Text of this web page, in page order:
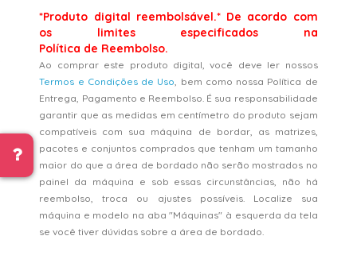
*Produto digital reembolsável.* De acordo com
os limites especificados na
Política de Reembolso.
Ao comprar este produto digital, você deve ler nossos
Termos e Condições de Uso, bem como nossa Política de
Entrega, Pagamento e Reembolso. É sua responsabilidade
garantir que as medidas em centímetro do produto sejam
compatíveis com sua máquina de bordar, as matrizes,
pacotes e conjuntos comprados que tenham um tamanho
maior do que a área de bordado não serão mostrados no
painel da máquina e sob essas circunstâncias, não há
reembolso, troca ou ajustes possíveis. Localize sua
máquina e modelo na aba "Máquinas" à esquerda da tela
se você tiver dúvidas sobre a área de bordado.